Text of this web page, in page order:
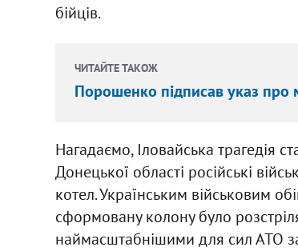
бійців.
ЧИТАЙТЕ ТАКОЖ
Порошенко підписав указ про
Нагадаємо, Іловайська трагедія
Донецької області російські
котел. Українським військовим
сформовану колону було
наймасштабнішими для сил АТО